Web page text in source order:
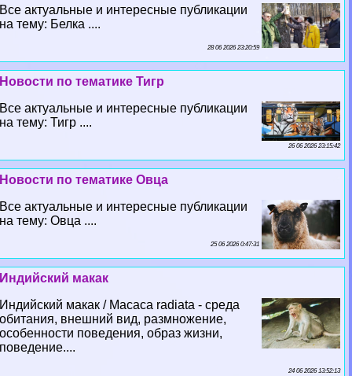
Все актуальные и интересные публикации
на тему: Белка ....
28 06 2026 23:20:59
Новости по тематике Тигр
Все актуальные и интересные публикации
на тему: Тигр ....
26 06 2026 23:15:42
Новости по тематике Овца
Все актуальные и интересные публикации
на тему: Овца ....
25 06 2026 0:47:31
Индийский макак
Индийский макак / Macaca radiata - среда
обитания, внешний вид, размножение,
особенности поведения, образ жизни,
поведение....
24 06 2026 13:52:13